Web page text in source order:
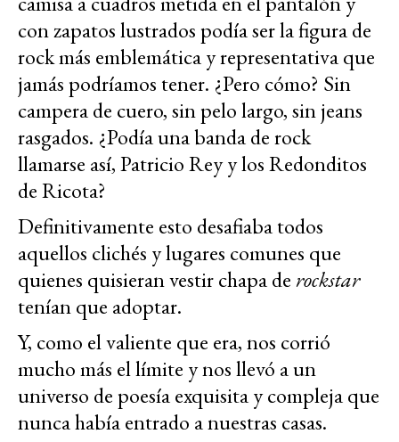
con zapatos lustrados podía ser la figura de
rock más emblemática y representativa que
jamás podríamos tener. ¿Pero cómo? Sin
campera de cuero, sin pelo largo, sin jeans
rasgados. ¿Podía una banda de rock
llamarse así, Patricio Rey y los Redonditos
de Ricota?
Definitivamente esto desafiaba todos
aquellos clichés y lugares comunes que
quienes quisieran vestir chapa de rockstar
tenían que adoptar.
Y, como el valiente que era, nos corrió
mucho más el límite y nos llevó a un
universo de poesía exquisita y compleja que
nunca había entrado a nuestras casas.